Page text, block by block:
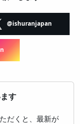
@ishuranjapan
す
だくと、最新が